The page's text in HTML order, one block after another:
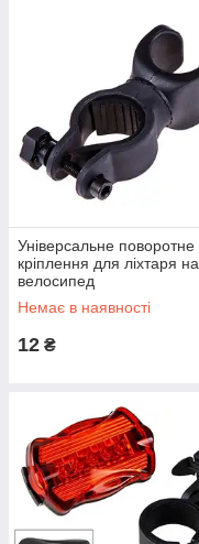
Універсальне поворотне
кріплення для ліхтаря на
велосипед
Немає в наявності
12 ₴